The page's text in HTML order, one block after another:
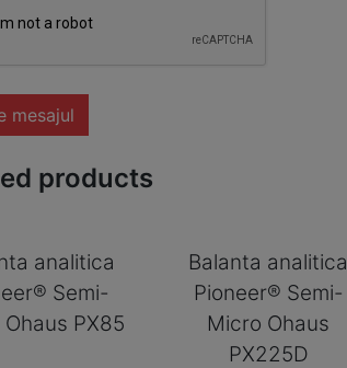
mesajul
products
analitica
Semi-
PX85
Balanta analitica
Pioneer® Semi-
Micro Ohaus
PX225D